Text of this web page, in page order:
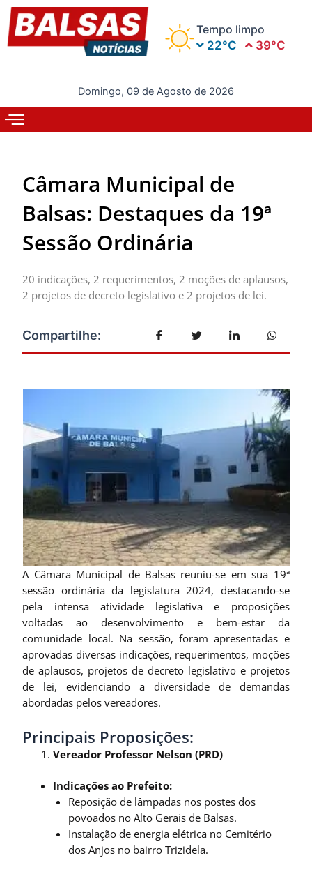
para
Tempo limpo
22°C
39°C
Domingo, 09 de Agosto de 2026
Câmara Municipal de
Balsas: Destaques da 19ª
Sessão Ordinária
20 indicações, 2 requerimentos, 2 moções de aplausos,
2 projetos de decreto legislativo e 2 projetos de lei.
A Câmara Municipal de Balsas reuniu-se em sua 19ª
sessão ordinária da legislatura 2024, destacando-se
pela intensa atividade legislativa e proposições
voltadas ao desenvolvimento e bem-estar da
comunidade local. Na sessão, foram apresentadas e
aprovadas diversas indicações, requerimentos, moções
de aplausos, projetos de decreto legislativo e projetos
de lei, evidenciando a diversidade de demandas
abordadas pelos vereadores.
Principais Proposições:
Vereador Professor Nelson (PRD)
Indicações ao Prefeito:
Reposição de lâmpadas nos postes dos
povoados no Alto Gerais de Balsas.
Instalação de energia elétrica no Cemitério
dos Anjos no bairro Trizidela.